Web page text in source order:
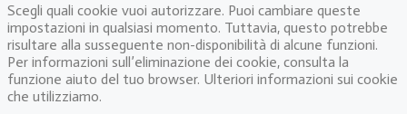
Scegli quali cookie vuoi autorizzare. Puoi cambiare queste
impostazioni in qualsiasi momento. Tuttavia, questo potrebbe
risultare alla susseguente non-disponibilità di alcune funzioni.
Per informazioni sull’eliminazione dei cookie, consulta la
funzione aiuto del tuo browser. Ulteriori informazioni sui cookie
che utilizziamo.